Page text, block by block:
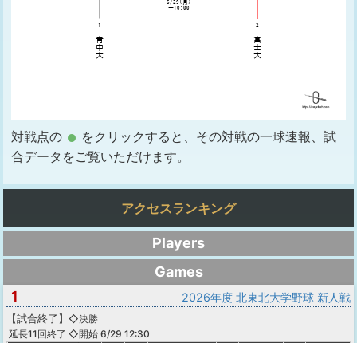
対戦点の
をクリックすると、その対戦の一球速報、試
合データをご覧いただけます。
アクセスランキング
Players
Games
1
2026年度 北東北大学野球 新人戦
【試合終了 】
延長11回終了
◇決勝
◇開始 6/29 12:30